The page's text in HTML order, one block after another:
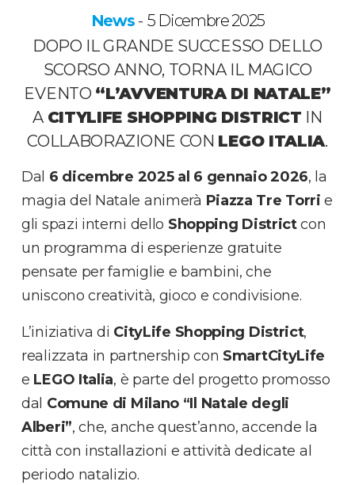
News - 5 Dicembre 2025
DOPO IL GRANDE SUCCESSO DELLO
SCORSO ANNO, TORNA IL MAGICO
EVENTO “L’AVVENTURA DI NATALE”
A CITYLIFE SHOPPING DISTRICT IN
COLLABORAZIONE CON LEGO ITALIA.
Dal 6 dicembre 2025 al 6 gennaio 2026, la
magia del Natale animerà Piazza Tre Torri e
gli spazi interni dello Shopping Districtcon
un programma di esperienze gratuite
pensate per famiglie e bambini, che
uniscono creatività, gioco e condivisione.
L’iniziativa di CityLife Shopping District,
realizzata in partnership con SmartCityLife
e LEGO Italia, è parte del progetto promosso
dal Comune di Milano “Il Natale degli
Alberi”, che, anche quest’anno, accende la
città con installazioni e attività dedicate al
periodo natalizio.